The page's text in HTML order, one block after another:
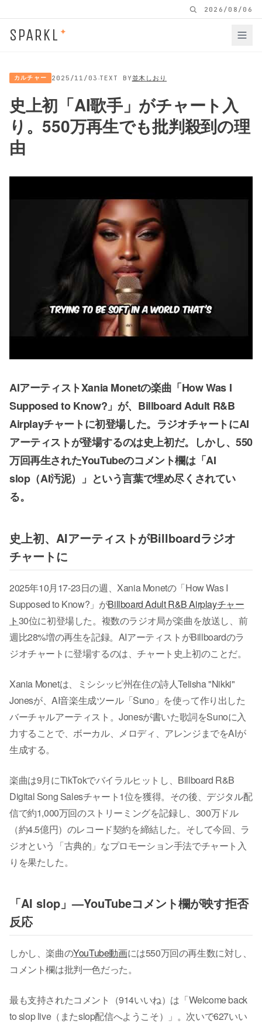
2026/08/06
SPARKL ✦
カルチャー 2025/11/03 ·TEXT BY並木しおり
史上初「AI歌手」がチャート入
り。550万再生でも批判殺到の理
由
AIアーティストXania Monetの楽曲「How Was I
Supposed to Know?」が、Billboard Adult R&B
Airplayチャートに初登場した。ラジオチャートにAI
アーティストが登場するのは史上初だ。しかし、550
万回再生されたYouTubeのコメント欄は「AI
slop（AI汚泥）」という言葉で埋め尽くされてい
る。
史上初、AIアーティストがBillboardラジオ
チャートに
2025年10月17-23日の週、Xania Monetの「How Was I
Supposed to Know?」がBillboard Adult R&B Airplayチャー
ト30位に初登場した。複数のラジオ局が楽曲を放送し、前
週比28%増の再生を記録。AIアーティストがBillboardのラ
ジオチャートに登場するのは、チャート史上初のことだ。
Xania Monetは、ミシシッピ州在住の詩人Telisha "Nikki"
Jonesが、AI音楽生成ツール「Suno」を使って作り出した
バーチャルアーティスト。Jonesが書いた歌詞をSunoに入
力することで、ボーカル、メロディ、アレンジまでをAIが
生成する。
楽曲は9月にTikTokでバイラルヒットし、Billboard R&B
Digital Song Salesチャート1位を獲得。その後、デジタル配
信で約1,000万回のストリーミングを記録し、300万ドル
（約4.5億円）のレコード契約を締結した。そして今回、ラ
ジオという「古典的」なプロモーション手法でチャート入
りを果たした。
「AI slop」—YouTubeコメント欄が映す拒否
反応
しかし、楽曲のYouTube動画には550万回の再生数に対し、
コメント欄は批判一色だった。
最も支持されたコメント（914いいね）は「Welcome back
to slop live（またslop配信へようこそ）」。次いで627いい